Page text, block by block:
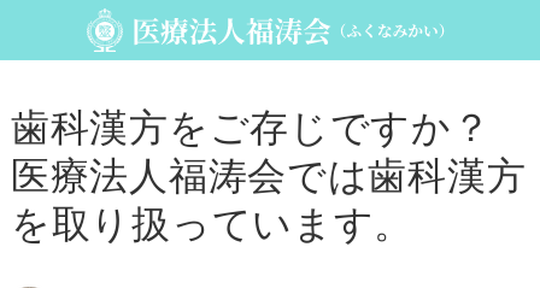
歯科漢方をご存じですか？
医療法人福涛会では歯科漢方
を取り扱っています。